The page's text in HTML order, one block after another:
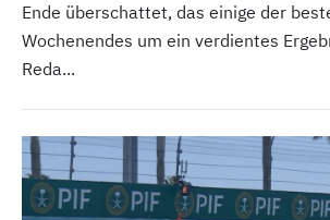
Ende überschattet, das einige der
Wochenendes um ein verdientes
Reda...